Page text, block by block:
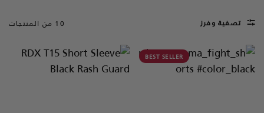
تصفية وفرز 10 من المنتجات
BEST SELLER